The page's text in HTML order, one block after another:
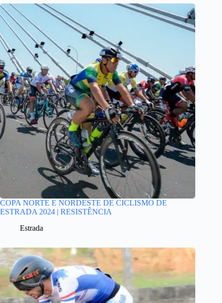
COPA NORTE E NORDESTE DE CICLISMO DE
ESTRADA 2024 | RESISTÊNCIA
Estrada